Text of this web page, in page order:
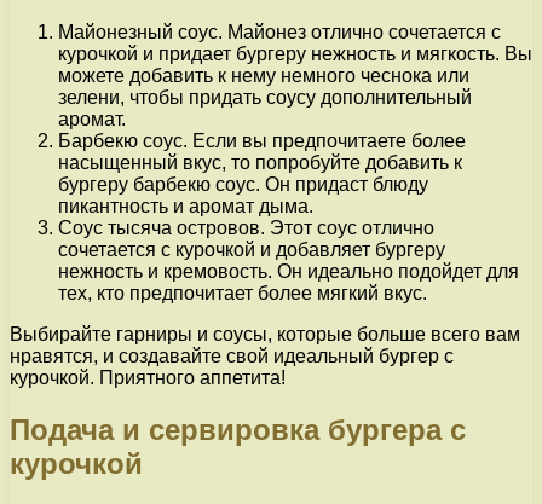
Майонезный соус. Майонез отлично сочетается с
курочкой и придает бургеру нежность и мягкость. Вы
можете добавить к нему немного чеснока или
зелени, чтобы придать соусу дополнительный
аромат.
Барбекю соус. Если вы предпочитаете более
насыщенный вкус, то попробуйте добавить к
бургеру барбекю соус. Он придаст блюду
пикантность и аромат дыма.
Соус тысяча островов. Этот соус отлично
сочетается с курочкой и добавляет бургеру
нежность и кремовость. Он идеально подойдет для
тех, кто предпочитает более мягкий вкус.
Выбирайте гарниры и соусы, которые больше всего вам
нравятся, и создавайте свой идеальный бургер с
курочкой. Приятного аппетита!
Подача и сервировка бургера с
курочкой